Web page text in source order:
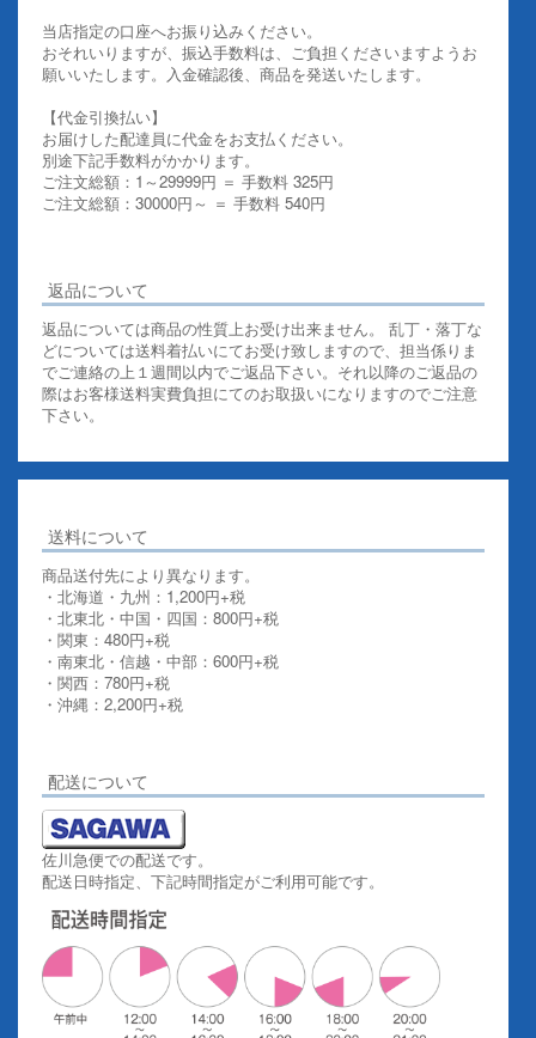
当店指定の口座へお振り込みください。
おそれいりますが、振込手数料は、ご負担くださいますようお
願いいたします。入金確認後、商品を発送いたします。
【代金引換払い】
お届けした配達員に代金をお支払ください。
別途下記手数料がかかります。
ご注文総額：1～29999円 ＝ 手数料 325円
ご注文総額：30000円～ ＝ 手数料 540円
返品について
返品については商品の性質上お受け出来ません。 乱丁・落丁な
どについては送料着払いにてお受け致しますので、担当係りま
でご連絡の上１週間以内でご返品下さい。それ以降のご返品の
際はお客様送料実費負担にてのお取扱いになりますのでご注意
下さい。
送料について
商品送付先により異なります。
・北海道・九州：1,200円+税
・北東北・中国・四国：800円+税
・関東：480円+税
・南東北・信越・中部：600円+税
・関西：780円+税
・沖縄：2,200円+税
配送について
佐川急便での配送です。
配送日時指定、下記時間指定がご利用可能です。